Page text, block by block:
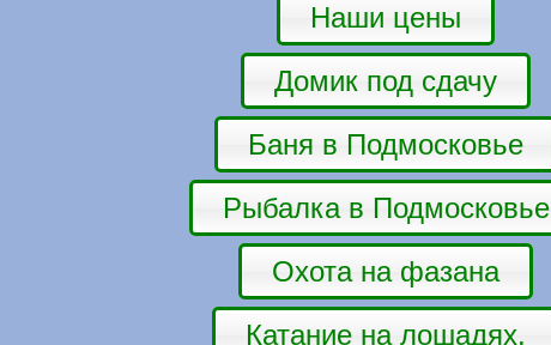
Наши цены
Домик под сдачу
Баня в Подмосковье
Рыбалка в Подмосковье
Охота на фазана
Катание на лошадях.